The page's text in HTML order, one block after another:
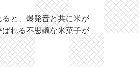
と、爆発音と共に米が
れる不思議な米菓子が